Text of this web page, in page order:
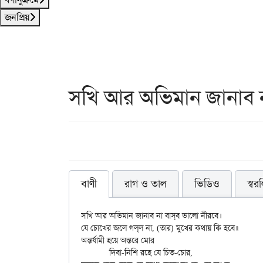
জনপ্রিয়
সখি আর অভিমান জানাব
বাণী রাগ ও তাল ভিডিও
সখি আর অভিমান জানাব না বাস্‌ব ভালো নীরবে।
যে চোখের জলে গল্‌ল না, (তার) মুখের কথায় কি হবে॥
অন্তর্যামী হয়ে অন্তরে মোর
	দিবা-নিশি রহে যে চিত-চোর,